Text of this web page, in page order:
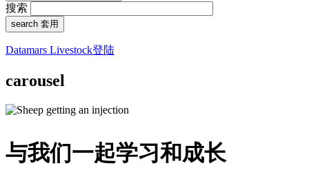
搜索
search 套用
Datamars Livestock登陆
carousel
与我们一起学习和成长